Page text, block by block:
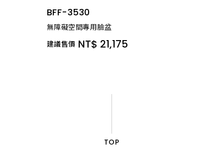
BFF-3530
無障礙空間專用臉盆
建議售價 NT$ 21,175
TOP